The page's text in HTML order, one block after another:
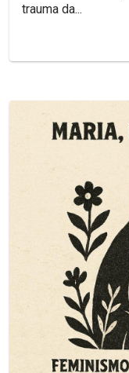
trauma da...